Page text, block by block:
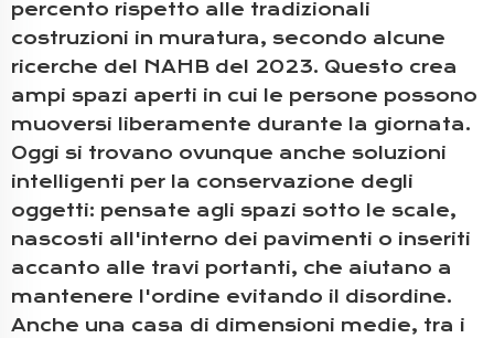
percento rispetto alle tradizionali
costruzioni in muratura, secondo alcune
ricerche del NAHB del 2023. Questo crea
ampi spazi aperti in cui le persone possono
muoversi liberamente durante la giornata.
Oggi si trovano ovunque anche soluzioni
intelligenti per la conservazione degli
oggetti: pensate agli spazi sotto le scale,
nascosti all'interno dei pavimenti o inseriti
accanto alle travi portanti, che aiutano a
mantenere l'ordine evitando il disordine.
Anche una casa di dimensioni medie, tra i